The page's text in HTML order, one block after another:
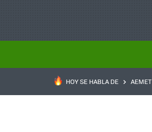
HOY SE HABLA DE AEMET